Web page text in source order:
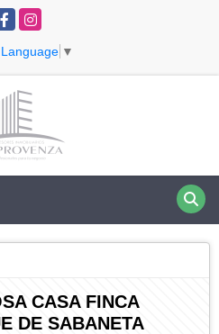
FacebookInstagram
▼
CASA FINCA
DE SABANETA